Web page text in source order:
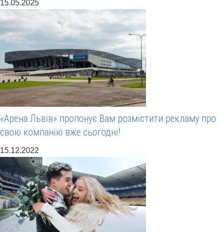
15.05.2025
«Арена Львів» пропонує Вам розмістити рекламу про
свою компанію вже сьогодні!
15.12.2022